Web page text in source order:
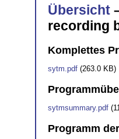
Übersicht
recording
Komplettes
sytm.pdf (263.0 KB)
sytmsummary.pdf
Programm